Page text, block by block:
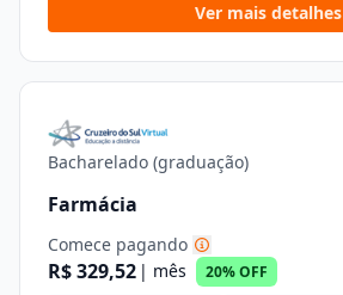
Ver mais detalhes
Bacharelado (graduação)
Farmácia
Comece pagando
R$ 329,52 | mês 20% OFF